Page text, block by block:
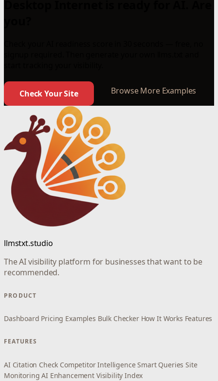
Check Your Site Browse More Examples
llmstxt.studio
The AI visibility platform for businesses that want to be
recommended.
PRODUCT
Dashboard Pricing Examples Bulk Checker How It Works Features
FEATURES
AI Citation Check Competitor Intelligence Smart Queries Site
Monitoring AI Enhancement Visibility Index